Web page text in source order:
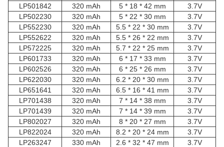
LP501842
320 mAh 5 * 18 * 42 mm
3.7V
LP502230
320 mAh 5 * 22 * 30 mm
3.7V
LP552230
320 mAh 5.5 * 22 * 30 mm
3.7V
LP552622
320 mAh 5.5 * 26 * 22 mm
3.7V
LP572225
320 mAh 5.7 * 22 * 25 mm
3.7V
LP601733
320 mAh 6 * 17 * 33 mm
3.7V
LP602526
320 mAh 6 * 25 * 26 mm
3.7V
LP622030
320 mAh 6.2 * 20 * 30 mm
3.7V
LP651641
320 mAh 6.5 * 16 * 41 mm
3.7V
LP701438
320 mAh 7 * 14 * 38 mm
3.7V
LP701439
320 mAh 7 * 14 * 39 mm
3.7V
LP802027
320 mAh 8 * 20 * 27 mm
3.7V
LP822024
320 mAh 8.2 * 20 * 24 mm
3.7V
LP263247
330 mAh 2.6 * 32 * 47 mm
3.7V